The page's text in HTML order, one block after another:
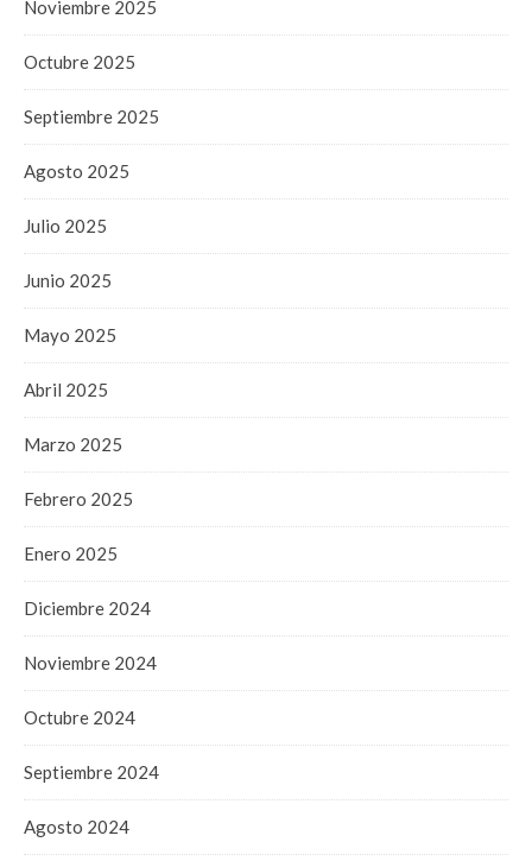
Noviembre 2025
Octubre 2025
Septiembre 2025
Agosto 2025
Julio 2025
Junio 2025
Mayo 2025
Abril 2025
Marzo 2025
Febrero 2025
Enero 2025
Diciembre 2024
Noviembre 2024
Octubre 2024
Septiembre 2024
Agosto 2024